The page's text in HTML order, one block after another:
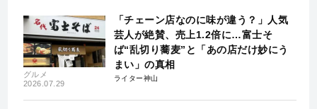
グルメ
2026.07.29
「チェーン店なのに味が違う？」人気
芸人が絶賛、売上1.2倍に…富士そ
ば“乱切り蕎麦”と「あの店だけ妙にう
まい」の真相
ライター神山